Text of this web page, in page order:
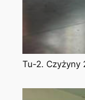
Tu-2. Czyżyny